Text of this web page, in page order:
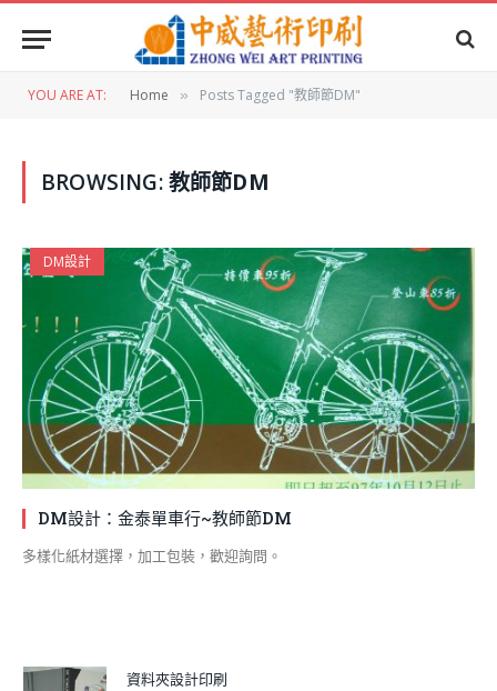
YOU ARE AT: Home » Posts Tagged "教師節DM"
BROWSING:教師節DM
DM設計
DM設計：金泰單車行~教師節DM
多樣化紙材選擇，加工包裝，歡迎詢問。
資料夾設計印刷